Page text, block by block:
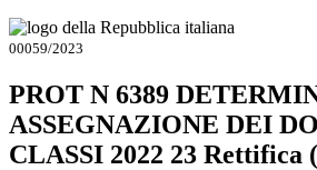
00059/2023
PROT N 6389
ASSEGNAZIONE DEI
CLASSI 2022 23 Rettifica